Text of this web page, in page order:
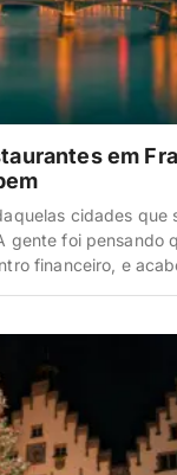
em
cidades que
gente foi pensando
financeiro, e
Michelin e
Por isso, a